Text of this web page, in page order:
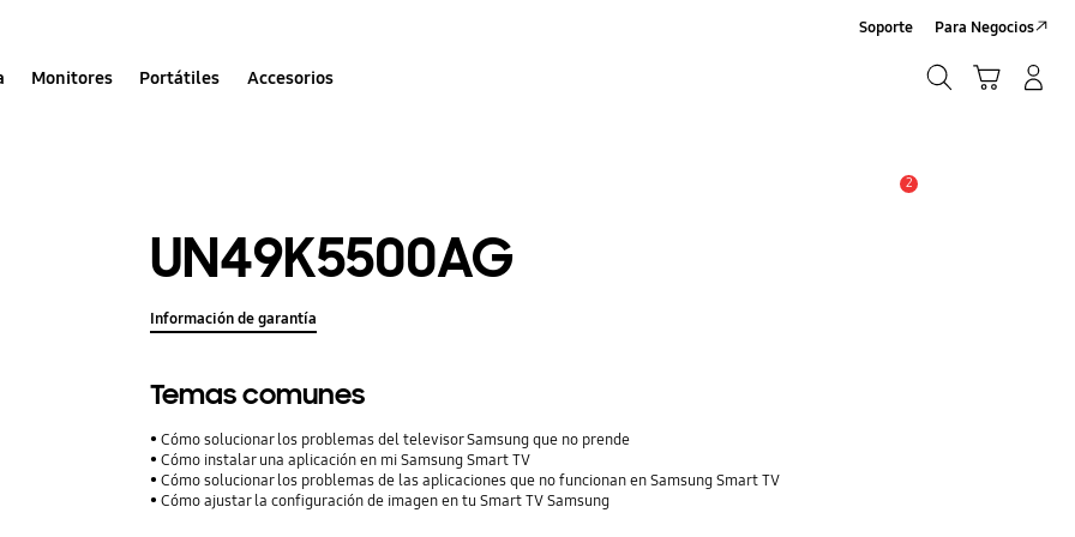
Monitores Portátiles Accesorios
Soporte Para Negocios
2
UN49K5500AG
Información de garantía
Temas comunes
Cómo solucionar los problemas del televisor Samsung que no prende
Cómo instalar una aplicación en mi Samsung Smart TV
Cómo solucionar los problemas de las aplicaciones que no funcionan en Samsung Smart TV
Cómo ajustar la configuración de imagen en tu Smart TV Samsung